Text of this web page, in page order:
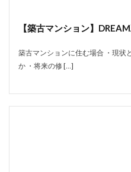
【築古マンション】
築古マンションに住む場合 ・現状
か ・将来の修 […]